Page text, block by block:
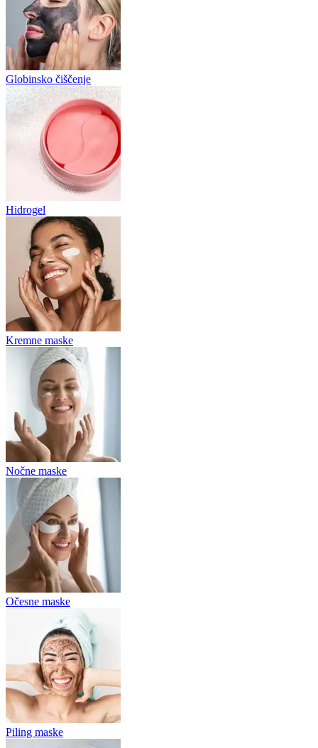
Globinsko čiščenje
Hidrogel
Kremne maske
Nočne maske
Očesne maske
Piling maske